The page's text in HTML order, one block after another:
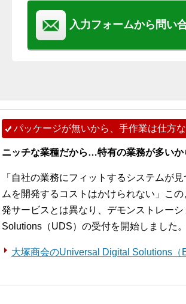
入力フォームから問い
パッケージが無いから、手作業は仕方な
ニッチな業種だから…特有の業務が多い
「自社の業務にフィットするシステムが
ムを開発するコストはかけられない」こ
発サービスとは異なり、デモンストレー
Solutions（UDS）の受付を開始しました。
大塚商会のUniversal Digital Solutions（